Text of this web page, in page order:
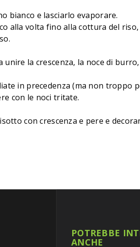
bianco e lasciarlo evaporare.
alla volta fino alla cottura del
unire la crescenza, la noce di
in precedenza (ma non troppo
con le noci tritate.
con crescenza e pere e
POTREBBE
ANCHE